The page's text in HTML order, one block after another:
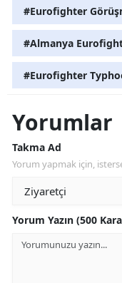
#Eurofighter
#Almanya
#Eurofighter
Yorumlar
Takma Ad
Yorum yapmak için,
Yorum Yazın (500